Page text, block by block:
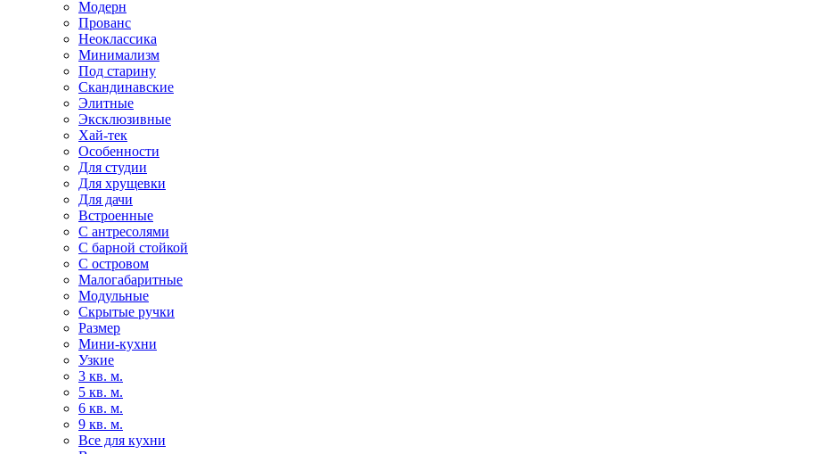
Модерн
Прованс
Неоклассика
Минимализм
Под старину
Скандинавские
Элитные
Эксклюзивные
Хай-тек
Особенности
Для студии
Для хрущевки
Для дачи
Встроенные
С антресолями
С барной стойкой
С островом
Малогабаритные
Модульные
Скрытые ручки
Размер
Мини-кухни
Узкие
3 кв. м.
5 кв. м.
6 кв. м.
9 кв. м.
Все для кухни